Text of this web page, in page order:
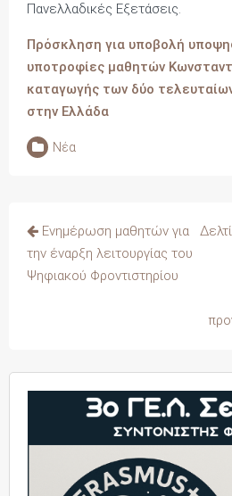
Πανελλαδικές Εξετάσεις.
Πρόσκληση για υποβολή
υποτροφίες μαθητών
καταγωγής των δύο
στην Ελλάδα
Νέα
Πλοήγηση
άρθρων
Ενημέρωση μαθητών για
την έναρξη λειτουργίας του
Ψηφιακού Φροντιστηρίου